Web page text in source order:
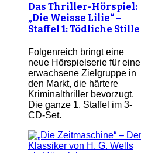
Das Thriller-Hörspiel:
„Die Weisse Lilie“ –
Staffel 1: Tödliche Stille
Folgenreich bringt eine
neue Hörspielserie für eine
erwachsene Zielgruppe in
den Markt, die härtere
Kriminalthriller bevorzugt.
Die ganze 1. Staffel im 3-
CD-Set.